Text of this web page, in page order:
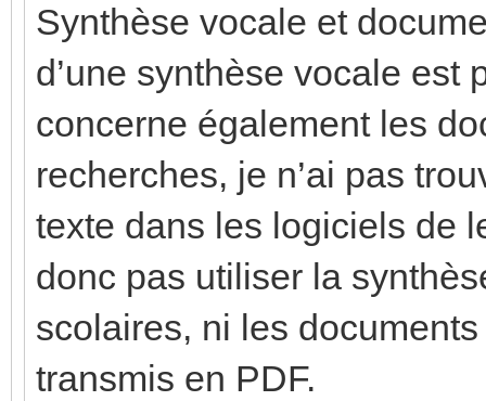
Synthèse vocale et
d’une synthèse vocale est
concerne également les
recherches, je n’ai pas
texte dans les logiciels de
donc pas utiliser la
scolaires, ni les
transmis en PDF.